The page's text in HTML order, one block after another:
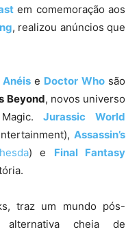
em comemoração aos
, realizou anúncios que
Anéise Doctor Whosão
Beyond, novos universo
Magic.Jurassic World
Assassin’s
) e Final Fantasy
traz um mundo pós-
cheia de